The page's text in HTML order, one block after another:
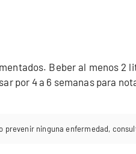
Beber al menos
por 4 a 6 semanas para
ninguna enfermedad,